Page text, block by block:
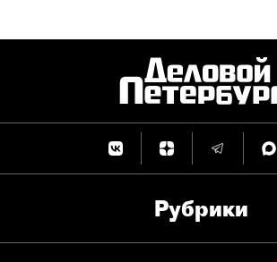
Рубрики